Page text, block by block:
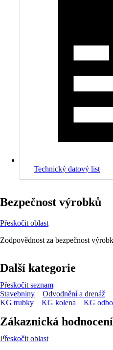
Technický datový list
Bezpečnost výrobků
Přeskočit oblast
Zodpovědnost za bezpečnost
Další kategorie
Přeskočit seznam
Stavebniny
Odvodnění a drenáž
KG trubky
KG kolena KG
Zákaznická hodnocení
Přeskočit oblast